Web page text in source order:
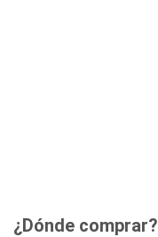
¿Dónde comprar?